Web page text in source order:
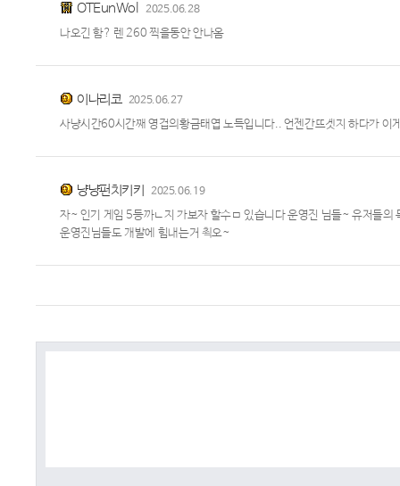
OTEunWol 2025.06.28
나오긴 함? 렌 260 찍을동안 안나옴
이나리코 2025.06.27
사냥시간60시간째 영겁의황금태엽 노득입니다.. 언젠간뜨겟지 하다가 이
냥냥펀치키키 2025.06.19
자~ 인기 게임 5등까ㄴ지 가보자 할수ㅁ 있습니다 운영진 님들~ 유저들
운영진님들도 개발에 힘내는거 쵝오~